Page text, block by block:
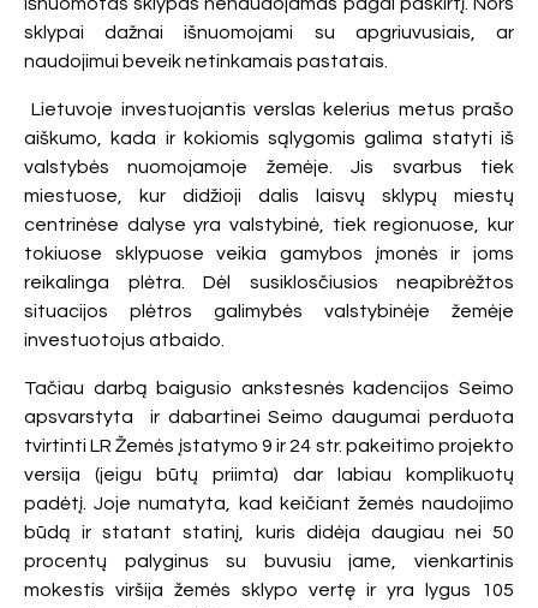
sklypai dažnai išnuomojami su apgriuvusiais, ar
naudojimui beveik netinkamais pastatais.
Lietuvoje investuojantis verslas kelerius metus prašo
aiškumo, kada ir kokiomis sąlygomis galima statyti iš
valstybės nuomojamoje žemėje. Jis svarbus tiek
miestuose, kur didžioji dalis laisvų sklypų miestų
centrinėse dalyse yra valstybinė, tiek regionuose, kur
tokiuose sklypuose veikia gamybos įmonės ir joms
reikalinga plėtra. Dėl susiklosčiusios neapibrėžtos
situacijos plėtros galimybės valstybinėje žemėje
investuotojus atbaido.
Tačiau darbą baigusio ankstesnės kadencijos Seimo
apsvarstyta ir dabartinei Seimo daugumai perduota
tvirtinti LR Žemės įstatymo 9 ir 24 str. pakeitimo projekto
versija (jeigu būtų priimta) dar labiau komplikuotų
padėtį. Joje numatyta, kad keičiant žemės naudojimo
būdą ir statant statinį, kuris didėja daugiau nei 50
procentų palyginus su buvusiu jame, vienkartinis
mokestis viršija žemės sklypo vertę ir yra lygus 105